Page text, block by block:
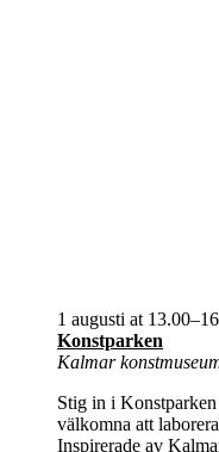
Konstparken
1 augusti at 13.00–
Kalmar
Stig in i
välkomna att
Inspirerade av